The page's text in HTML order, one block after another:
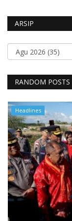
ARSIP
RANDOM POSTS
Headlines